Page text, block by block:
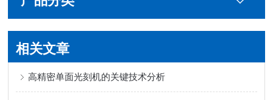
相关文章
高精密单面光刻机的关键技术分析